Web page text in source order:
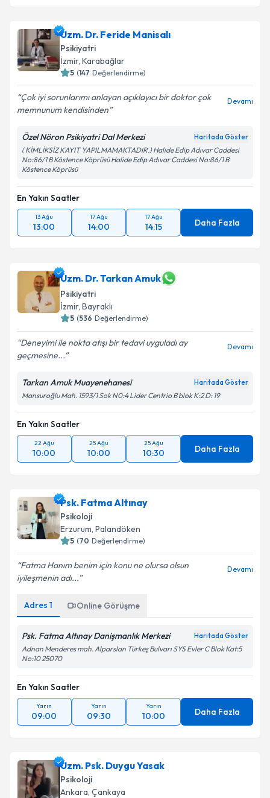
Uzm. Dr. Feride Manisalı
Psikiyatri
İzmir, Karabağlar
5 (147 Değerlendirme)
Çok iyi sorunlarımı anlayan açıklayıcı bir doktor çok
memnunum kendisinden
Devamı
Özel Nöron Psikiyatri Dal Merkezi Haritada Göster
( KİMLİKSİZ KAYIT YAPILMAMAKTADIR.) Halide Edip Adıvar Caddesi
No:86/1 B Köstence Köprüsü Halide Edip Adıvar Caddesi No:86/1 B
Köstence Köprüsü
En Yakın Saatler
13 Ağu
13:00
17 Ağu
14:00
17 Ağu
14:15 Daha Fazla
Uzm. Dr. Tarkan Amuk
Psikiyatri
İzmir, Bayraklı
5 (536 Değerlendirme)
Deneyimi ile nokta atışı bir tedavi uyguladı ay
geçmesine...
Devamı
Tarkan Amuk Muayenehanesi Haritada Göster
Mansuroğlu Mah. 1593/1 Sok N0:4 Lider Centrio B blok K:2 D: 19
En Yakın Saatler
22 Ağu
10:00
25 Ağu
10:00
25 Ağu
10:30 Daha Fazla
Psk. Fatma Altınay
Psikoloji
Erzurum, Palandöken
5 (70 Değerlendirme)
Fatma Hanım benim için konu ne olursa olsun
iyileşmenin adı...
Devamı
Adres 1 Online Görüşme
Psk. Fatma Altınay Danişmanlık Merkezi Haritada Göster
Adnan Menderes mah. Alparslan Türkeş Bulvarı SYS Evler C Blok Kat:5
No:10 25070
En Yakın Saatler
Yarın
09:00
Yarın
09:30
Yarın
10:00 Daha Fazla
Uzm. Psk. Duygu Yasak
Psikoloji
Ankara, Çankaya